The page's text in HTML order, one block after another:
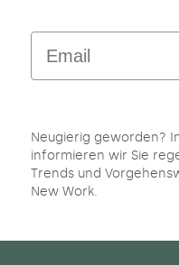
Neugierig geworden?
informieren wir Sie
Trends und
New Work.
Email